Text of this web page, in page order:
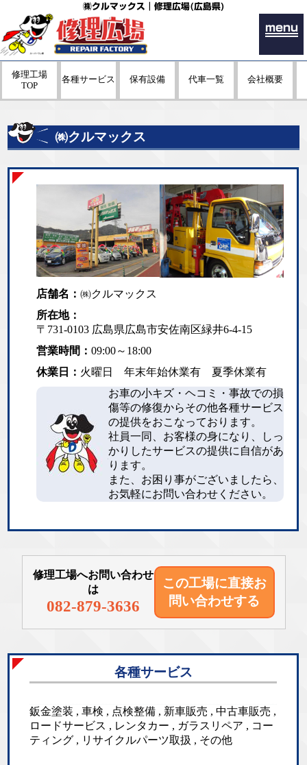
㈱クルマックス｜修理広場(広島県)
menu
修理工場
TOP
各種サービス 保有設備 代車一覧 会社概要
㈱クルマックス
店舗名：㈱クルマックス
所在地：
〒731-0103 広島県広島市安佐南区緑井6-4-15
営業時間：09:00～18:00
休業日： 火曜日 年末年始休業有 夏季休業有
お車の小キズ・ヘコミ・事故での損
傷等の修復からその他各種サービス
の提供をおこなっております。
社員一同、お客様の身になり、しっ
かりしたサービスの提供に自信があ
ります。
また、お困り事がございましたら、
お気軽にお問い合わせください。
修理工場へお問い合わせ
は
082-879-3636
この工場に直接お
問い合わせする
各種サービス
鈑金塗装 , 車検 , 点検整備 , 新車販売 , 中古車販売 ,
ロードサービス , レンタカー , ガラスリペア , コー
ティング , リサイクルパーツ取扱 , その他